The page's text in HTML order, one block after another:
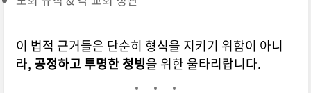
이 법적 근거들은 단순히 형식을 지키기 위함이 아니
라, 공정하고 투명한 청빙을 위한 울타리랍니다.